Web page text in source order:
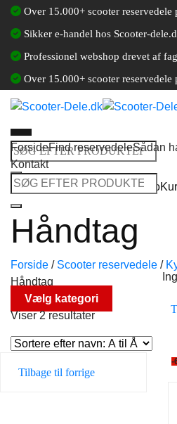
Fortsæt
indhold
Over 15.000+ scooter reservedele
Sikker e-handel hos Scooter-
Professionel webshop drevet af
Over 15.000+ scooter reservedele
Søg
efter:
Log ind / Opret en kundekonto
ForsideFind reservedeleSådan
Kontakt
Søg
efter:
Håndtag
Forside / Scooter reservedele /
Håndtag
Vælg kategori
Viser 2 resultater
Tilbage til forrige
-